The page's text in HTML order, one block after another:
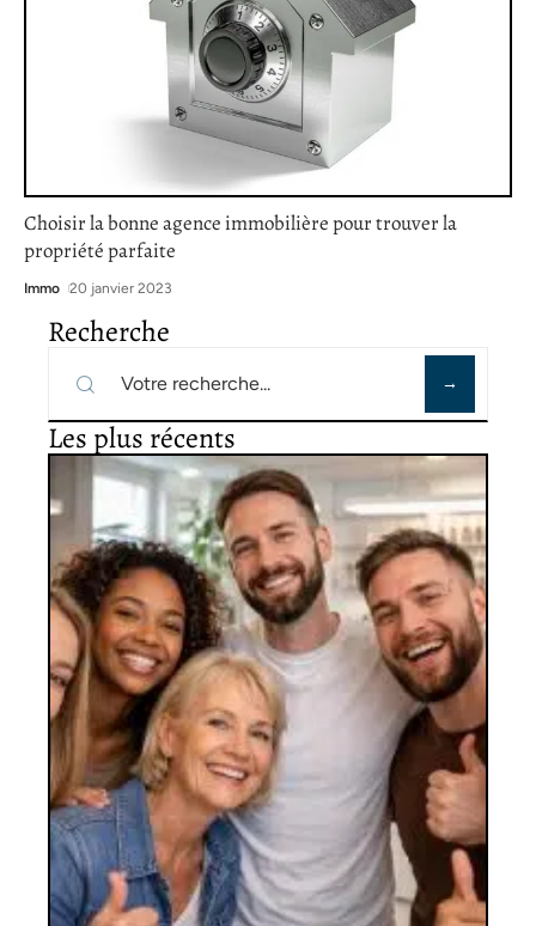
Choisir la bonne agence immobilière pour trouver la
propriété parfaite
Immo 20 janvier 2023
Recherche
Les plus récents